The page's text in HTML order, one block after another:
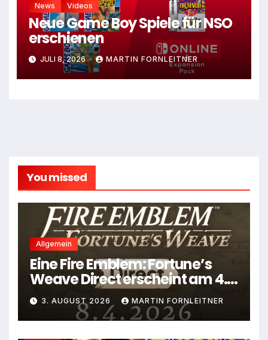
News Videos
Neue Game Boy Spiele für NSO
erschienen
JULI 8, 2026 MARTIN FORNLEITNER
You missed
Allgemein
Eine Fire Emblem: Fortune’s
Weave Direct erscheint am 4.
August
3. AUGUST 2026 MARTIN FORNLEITNER